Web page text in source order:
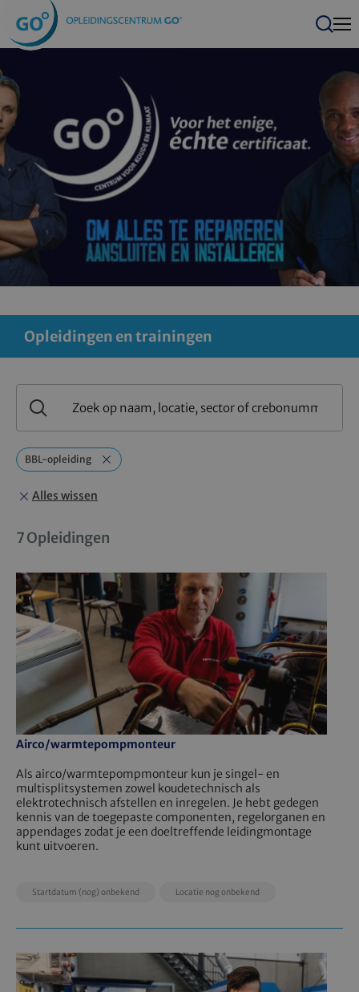
Zoeken
Opleidingen en trainingen
sector
of
crebonummer
Zoeken
BBL-opleiding
Alles wissen
7 Opleidingen
Airco/warmtepompmonteur
Als airco/warmtepompmonteur kun je singel- en
multisplitsystemen zowel koudetechnisch als
elektrotechnisch afstellen en inregelen. Je hebt gedegen
kennis van de toegepaste componenten, regelorganen en
appendages zodat je een doeltreffende leidingmontage
kunt uitvoeren.
Startdatum (nog) onbekend Locatie nog onbekend